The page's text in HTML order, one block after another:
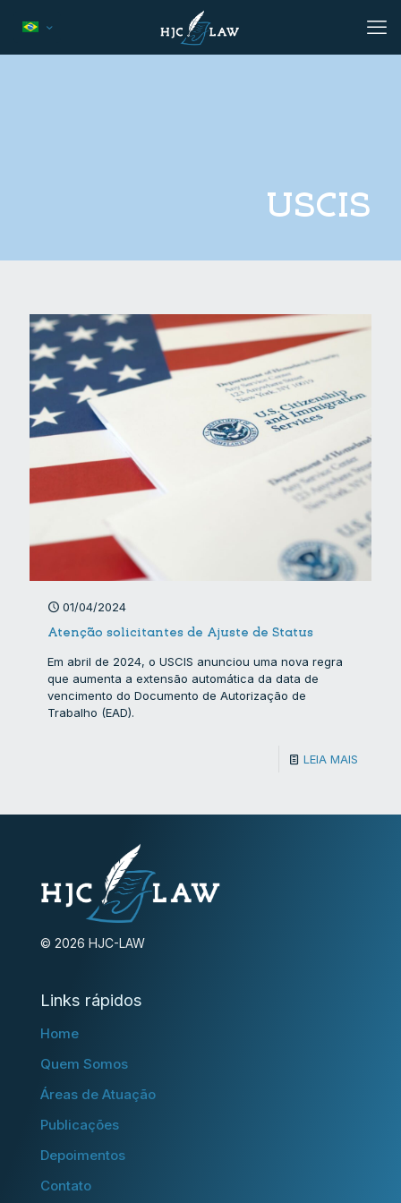
USCIS
01/04/2024
Atenção solicitantes de Ajuste de Status
Em abril de 2024, o USCIS anunciou uma nova regra
que aumenta a extensão automática da data de
vencimento do Documento de Autorização de
Trabalho (EAD).
LEIA MAIS
© 2026 HJC-LAW
Links rápidos
Home
Quem Somos
Áreas de Atuação
Publicações
Depoimentos
Contato